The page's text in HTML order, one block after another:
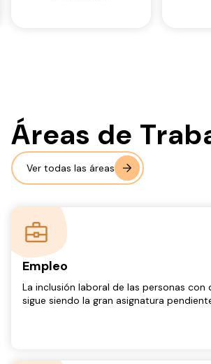
Áreas de
Ver todas las áreas
Empleo
La inclusión laboral de las personas con
sigue siendo la gran asignatura